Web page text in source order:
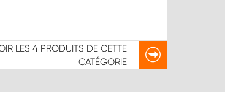
LES4 PRODUITS DE CETTE
CATÉGORIE